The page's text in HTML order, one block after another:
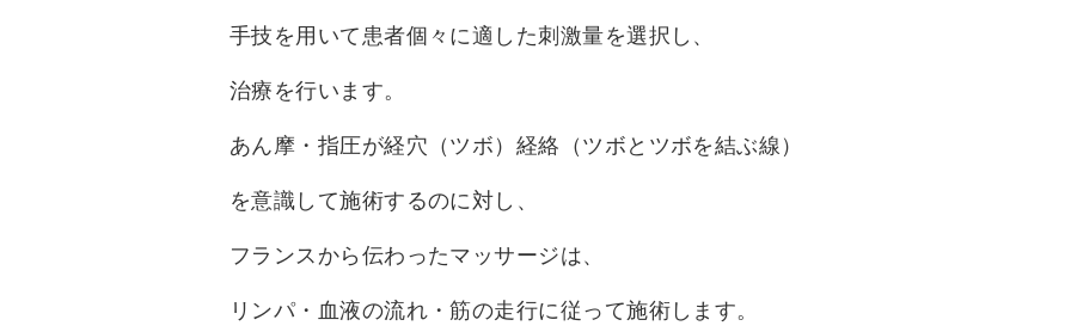
手技を用いて患者個々に適した刺激量を選択し、
治療を行います。
あん摩・指圧が経穴（ツボ）経絡（ツボとツボを結ぶ線）
を意識して施術するのに対し、
フランスから伝わったマッサージは、
リンパ・血液の流れ・筋の走行に従って施術します。